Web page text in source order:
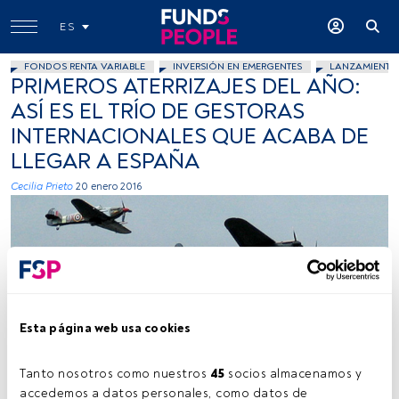
Esta página web usa cookies
Tanto nosotros como nuestros 45 socios almacenamos y
accedemos a datos personales, como datos de
ES
FONDOS RENTA VARIABLE INVERSIÓN EN EMERGENTES
PRIMEROS ATERRIZAJES DEL AÑO:
ASÍ ES EL TRÍO DE GESTORAS
INTERNACIONALES QUE ACABA DE
LLEGAR A ESPAÑA
Cecilia Prieto 20 enero 2016